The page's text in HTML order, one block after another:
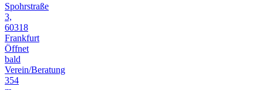
Spohrstraße
3,
60318
Frankfurt
Öffnet
bald
Verein/Beratung
354